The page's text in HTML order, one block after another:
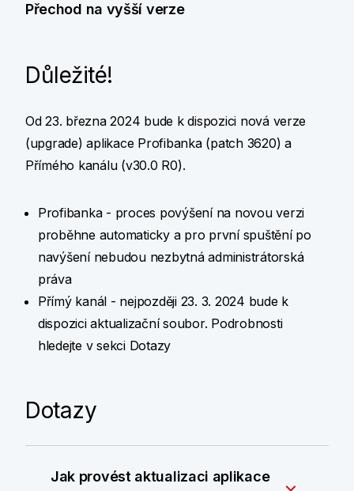
Přechod na vyšší verze
Důležité!
Od 23. března 2024 bude k dispozici nová verze
(upgrade) aplikace Profibanka (patch 3620) a
Přímého kanálu (v30.0 R0).
Profibanka - proces povýšení na novou verzi
proběhne automaticky a pro první spuštění po
navýšení nebudou nezbytná administrátorská
práva
Přímý kanál - nejpozději 23. 3. 2024 bude k
dispozici aktualizační soubor. Podrobnosti
hledejte v sekci Dotazy
Dotazy
Jak provést aktualizaci aplikace